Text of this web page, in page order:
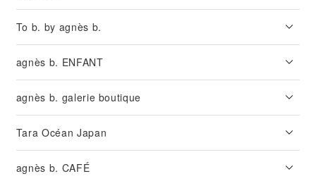
To b. by agnès b.
agnès b. ENFANT
agnès b. galerie boutique
Tara Océan Japan
agnès b. CAFÉ